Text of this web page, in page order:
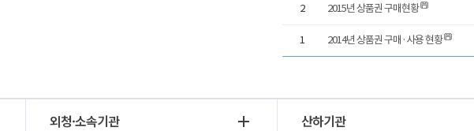
2 2015년 상품권 구매현황
1 2014년 상품권 구매·사용 현황
외청·소속기관 산하기관